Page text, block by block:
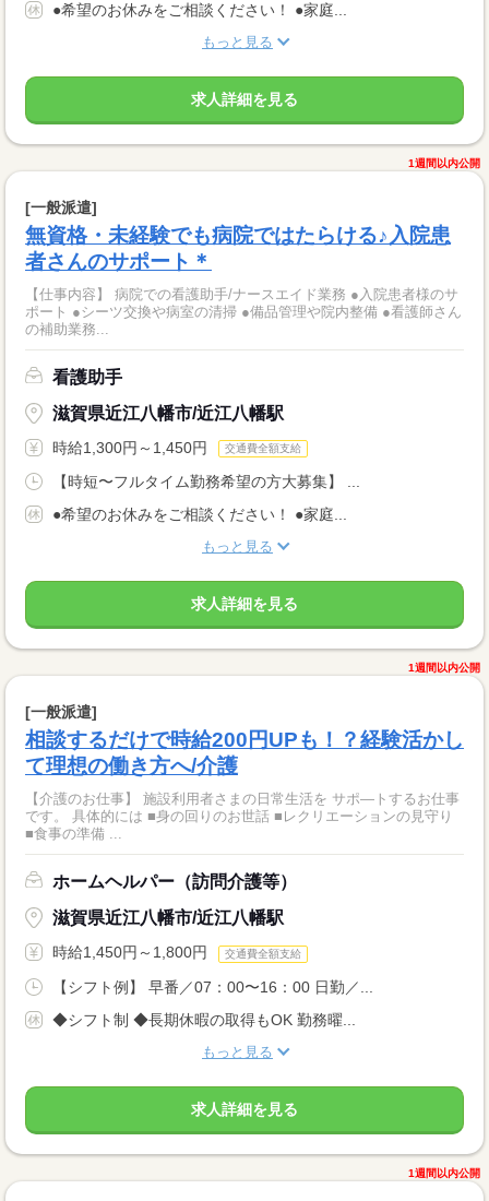
●希望のお休みをご相談ください！ ●家庭...
もっと見る
求人詳細を見る
1週間以内公開
[一般派遣]
無資格・未経験でも病院ではたらける♪入院患
者さんのサポート＊
【仕事内容】 病院での看護助手/ナースエイド業務 ●入院患者様のサ
ポート ●シーツ交換や病室の清掃 ●備品管理や院内整備 ●看護師さん
の補助業務...
看護助手
滋賀県近江八幡市/近江八幡駅
時給1,300円～1,450円 交通費全額支給
【時短〜フルタイム勤務希望の方大募集】 ...
●希望のお休みをご相談ください！ ●家庭...
もっと見る
求人詳細を見る
1週間以内公開
[一般派遣]
相談するだけで時給200円UPも！？経験活かし
て理想の働き方へ/介護
【介護のお仕事】 施設利用者さまの日常生活を サポ―トするお仕事
です。 具体的には ■身の回りのお世話 ■レクリエーションの見守り
■食事の準備 ...
ホームヘルパー（訪問介護等）
滋賀県近江八幡市/近江八幡駅
時給1,450円～1,800円 交通費全額支給
【シフト例】 早番／07：00〜16：00 日勤／...
◆シフト制 ◆長期休暇の取得もOK 勤務曜...
もっと見る
求人詳細を見る
1週間以内公開